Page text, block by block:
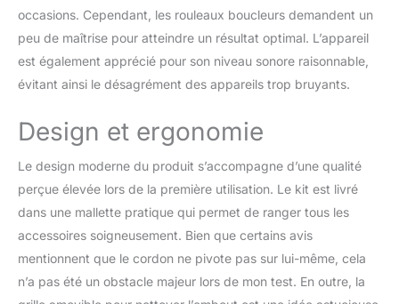
occasions. Cependant, les rouleaux boucleurs demandent un
peu de maîtrise pour atteindre un résultat optimal. L’appareil
est également apprécié pour son niveau sonore raisonnable,
évitant ainsi le désagrément des appareils trop bruyants.
Design et ergonomie
Le design moderne du produit s’accompagne d’une qualité
perçue élevée lors de la première utilisation. Le kit est livré
dans une mallette pratique qui permet de ranger tous les
accessoires soigneusement. Bien que certains avis
mentionnent que le cordon ne pivote pas sur lui-même, cela
n’a pas été un obstacle majeur lors de mon test. En outre, la